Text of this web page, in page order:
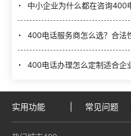
中小企业为什么都在咨询400
400电话服务商怎么选？合法
400电话办理怎么定制适合企
实用功能 常见问题